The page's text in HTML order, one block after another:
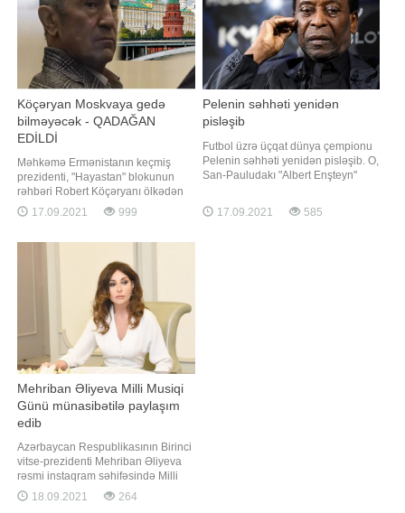
Köçəryan Moskvaya gedə
bilməyəcək - QADAĞAN
EDİLDİ
Məhkəmə Ermənistanın keçmiş
prezidenti, "Hayastan" blokunun
rəhbəri Robert Köçəryanı ölkədən
çıxmasını qadağan edib. APA-nın
məlumatına görə, bu barədə
təxminən bir həftə əvvəl Rusiyanın
hakim "Vahid Rusiya"
17.09.2021 999
Pelenin səhhəti yenidən
pisləşib
Futbol üzrə üçqat dünya çempionu
Pelenin səhhəti yenidən pisləşib. O,
San-Pauludakı "Albert Enşteyn"
terapiya şöbəsinə köçürülüb.
Braziliyalı futbol əfsanəsinin qırtlaq
17.09.2021 585
Mehriban Əliyeva Milli Musiqi
Günü münasibətilə paylaşım
edib
Azərbaycan Respublikasının Birinci
vitse-prezidenti Mehriban Əliyeva
rəsmi instaqram səhifəsində Milli
Musiqi Günü ilə bağlı paylaşım
edib. "Report" xəbər verir ki,
18.09.2021 264